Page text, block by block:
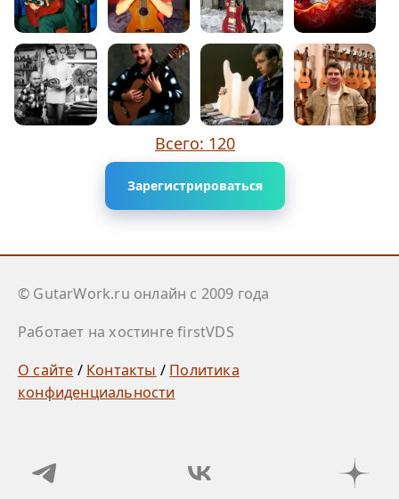
Всего: 120
Зарегистрироваться
© GutarWork.ru онлайн c 2009 года
Работает на хостинге firstVDS
О сайте / Контакты / Политика
конфиденциальности